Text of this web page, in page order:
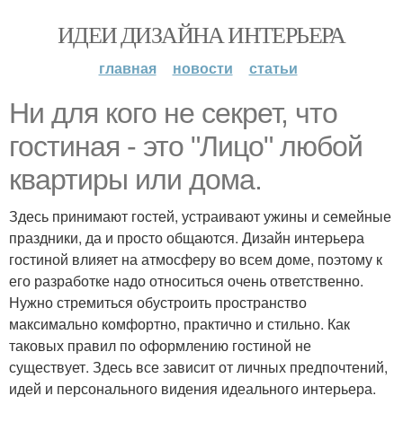
ИДЕИ ДИЗАЙНА ИНТЕРЬЕРА
главная новости статьи
Ни для кого не секрет, что
гостиная - это "Лицо" любой
квартиры или дома.
Здесь принимают гостей, устраивают ужины и семейные
праздники, да и просто общаются. Дизайн интерьера
гостиной влияет на атмосферу во всем доме, поэтому к
его разработке надо относиться очень ответственно.
Нужно стремиться обустроить пространство
максимально комфортно, практично и стильно. Как
таковых правил по оформлению гостиной не
существует. Здесь все зависит от личных предпочтений,
идей и персонального видения идеального интерьера.